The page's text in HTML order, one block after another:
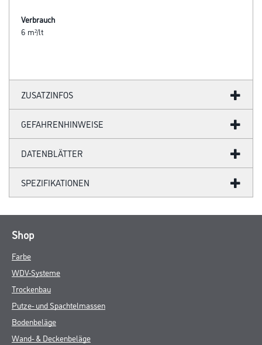
Verbrauch
6 m²/lt
ZUSATZINFOS
GEFAHRENHINWEISE
DATENBLÄTTER
SPEZIFIKATIONEN
Shop
Farbe
WDV-Systeme
Trockenbau
Putze- und Spachtelmassen
Bodenbeläge
Wand- & Deckenbeläge